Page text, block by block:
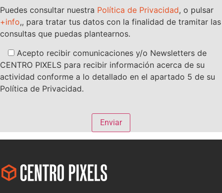
Puedes consultar nuestra Política de Privacidad, o pulsar
+info,, para tratar tus datos con la finalidad de tramitar las
consultas que puedas plantearnos.
Acepto recibir comunicaciones y/o Newsletters de
CENTRO PIXELS para recibir información acerca de su
actividad conforme a lo detallado en el apartado 5 de su
Política de Privacidad.